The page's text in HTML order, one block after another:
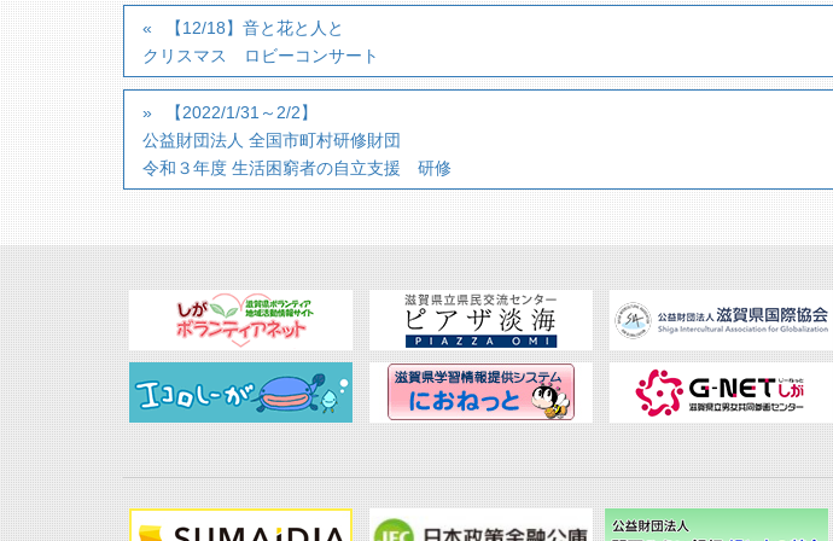
【12/18】音と花と人と
クリスマス ロビーコンサート
【2022/1/31～2/2】
公益財団法人 全国市町村研修財団
令和３年度 生活困窮者の自立支援 研修